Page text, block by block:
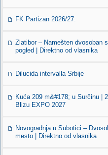
FK Partizan 2026/27.
Zlatibor – Namešten dvosoban
pogled | Direktno od vlasnika
Dilucida intervalla Srbije
Kuća 209 m&#178; u Surčinu |
Blizu EXPO 2027
Novogradnja u Subotici –
mesto | Direktno od vlasnika